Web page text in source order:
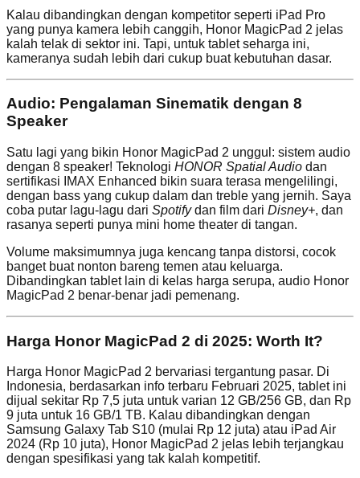
Kalau dibandingkan dengan kompetitor seperti iPad Pro
yang punya kamera lebih canggih, Honor MagicPad 2 jelas
kalah telak di sektor ini. Tapi, untuk tablet seharga ini,
kameranya sudah lebih dari cukup buat kebutuhan dasar.
Audio: Pengalaman Sinematik dengan 8
Speaker
Satu lagi yang bikin Honor MagicPad 2 unggul: sistem audio
dengan 8 speaker! Teknologi HONOR Spatial Audio dan
sertifikasi IMAX Enhanced bikin suara terasa mengelilingi,
dengan bass yang cukup dalam dan treble yang jernih. Saya
coba putar lagu-lagu dari Spotifydan film dari Disney+, dan
rasanya seperti punya mini home theater di tangan.
Volume maksimumnya juga kencang tanpa distorsi, cocok
banget buat nonton bareng temen atau keluarga.
Dibandingkan tablet lain di kelas harga serupa, audio Honor
MagicPad 2 benar-benar jadi pemenang.
Harga Honor MagicPad 2 di 2025: Worth It?
Harga Honor MagicPad 2 bervariasi tergantung pasar. Di
Indonesia, berdasarkan info terbaru Februari 2025, tablet ini
dijual sekitar Rp 7,5 juta untuk varian 12 GB/256 GB, dan Rp
9 juta untuk 16 GB/1 TB. Kalau dibandingkan dengan
Samsung Galaxy Tab S10 (mulai Rp 12 juta) atau iPad Air
2024 (Rp 10 juta), Honor MagicPad 2 jelas lebih terjangkau
dengan spesifikasi yang tak kalah kompetitif.